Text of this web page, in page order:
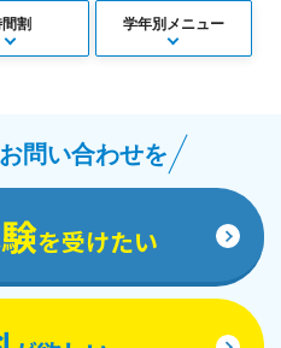
割 学年別メニュー
問い合わせを
を受けたい